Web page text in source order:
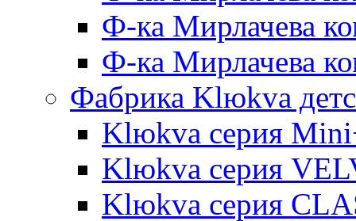
Ф-ка Мирлачева
Ф-ка Мирлачева
Фабрика Klюkva
Klюkva серия
Klюkva серия
Klюkva серия